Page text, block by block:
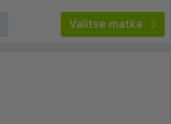
Valitse matka